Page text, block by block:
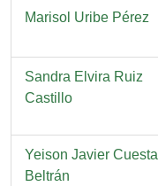
Nombre
Marisol Uribe Pérez
Nombre
Sandra Elvira Ruiz
Castillo
Nombre
Yeison Javier Cuesta
Beltrán